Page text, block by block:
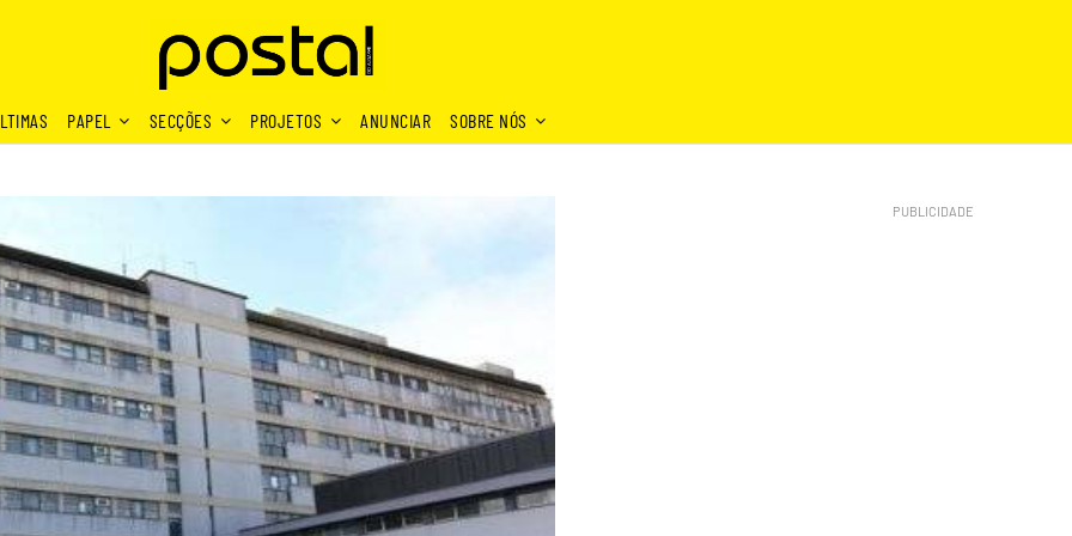
PAPEL SECÇÕES PROJETOS ANUNCIAR SOBRE NÓS